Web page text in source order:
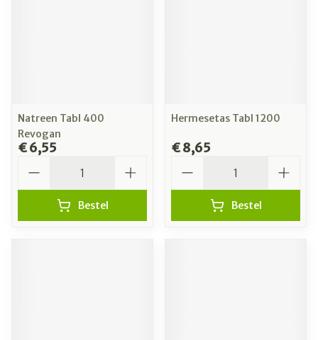
Natreen Tabl 400
Revogan
€ 6,55
Bestel
Hermesetas Tabl 1200
€ 8,65
Bestel